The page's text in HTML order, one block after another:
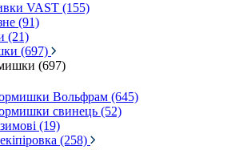
VAST (155)
(91)
(21)
(697)
(697)
Вольфрам (645)
свинець (52)
(19)
(258)